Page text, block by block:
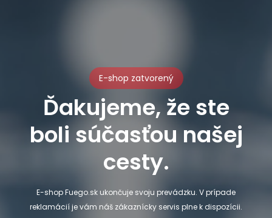
E-shop zatvorený
Ďakujeme, že ste
boli súčasťou našej
cesty.
E-shop Fuego.sk ukončuje svoju prevádzku. V prípade
reklamácií je vám náš zákaznícky servis plne k dispozícii.